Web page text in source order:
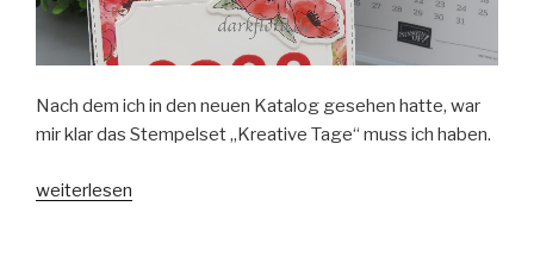
Nach dem ich in den neuen Katalog gesehen hatte, war
mir klar das Stempelset „Kreative Tage“ muss ich haben.
„Aufstellkalender
weiterlesen